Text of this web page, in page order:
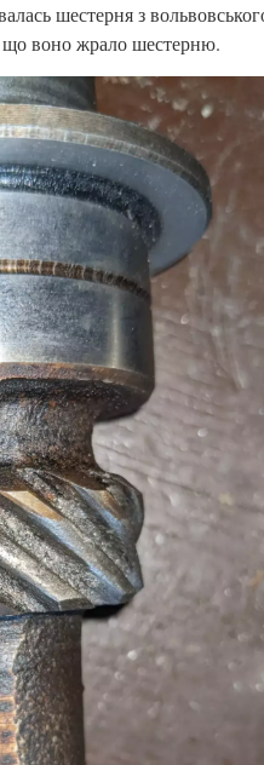
шестерня з
що воно жрало шестерню.